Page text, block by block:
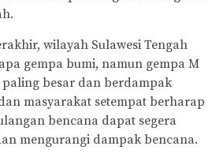
wilayah Sulawesi Tengah
gempa bumi, namun gempa M
besar dan berdampak
masyarakat setempat berharap
bencana dapat segera
mengurangi dampak bencana.